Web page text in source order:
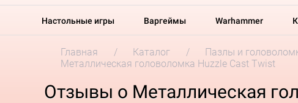
Настольные игры Варгеймы Warhammer
Главная Каталог Пазлы и
Металлическая головоломка Huzzle Cast Twist
Отзывы о Металлическая